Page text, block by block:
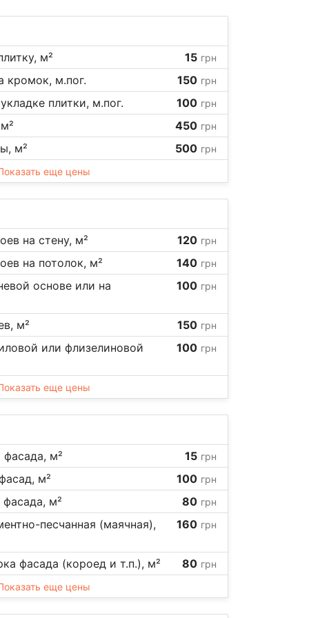
м² 15 грн
кромок, м.пог. 150 грн
плитки, м.пог. 100 грн
450 грн
м² 500 грн
еще цены
на стену, м² 120 грн
на потолок, м² 140 грн
основе или на 100 грн
м² 150 грн
или флизелиновой 100 грн
еще цены
фасада, м² 15 грн
м² 100 грн
м² 80 грн
песчанная (маячная), 160 грн
фасада (короед и т.п.), м² 80 грн
еще цены